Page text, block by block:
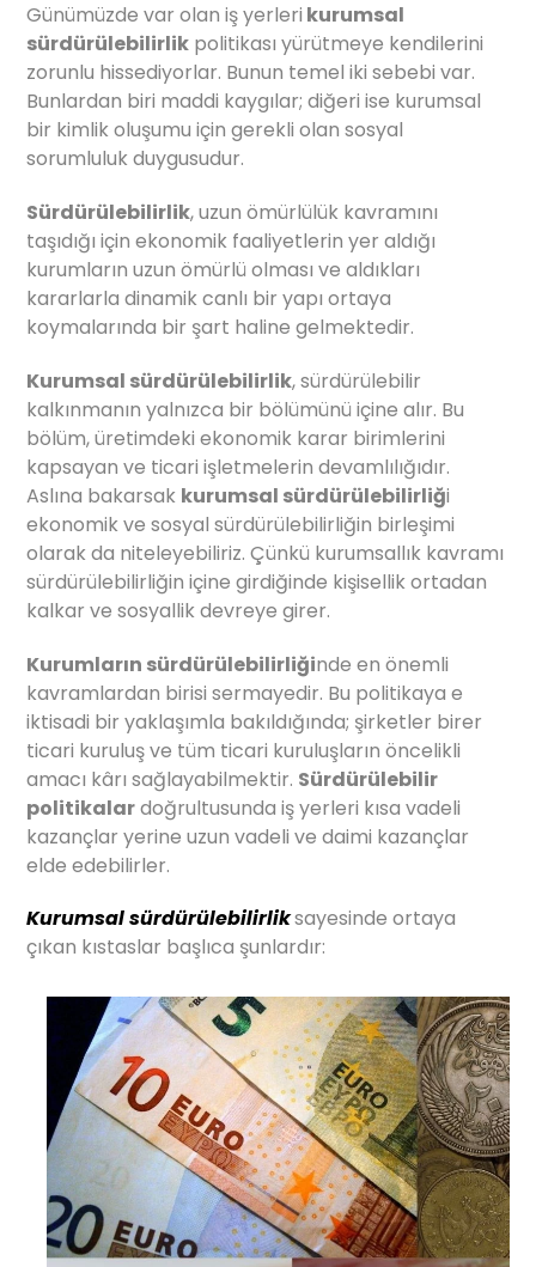
Günümüzde var olan iş yerleri kurumsal
sürdürülebilirlik politikası yürütmeye kendilerini
zorunlu hissediyorlar. Bunun temel iki sebebi var.
Bunlardan biri maddi kaygılar; diğeri ise kurumsal
bir kimlik oluşumu için gerekli olan sosyal
sorumluluk duygusudur.
Sürdürülebilirlik, uzun ömürlülük kavramını
taşıdığı için ekonomik faaliyetlerin yer aldığı
kurumların uzun ömürlü olması ve aldıkları
kararlarla dinamik canlı bir yapı ortaya
koymalarında bir şart haline gelmektedir.
Kurumsal sürdürülebilirlik, sürdürülebilir
kalkınmanın yalnızca bir bölümünü içine alır. Bu
bölüm, üretimdeki ekonomik karar birimlerini
kapsayan ve ticari işletmelerin devamlılığıdır.
Aslına bakarsak kurumsal sürdürülebilirliği
ekonomik ve sosyal sürdürülebilirliğin birleşimi
olarak da niteleyebiliriz. Çünkü kurumsallık kavramı
sürdürülebilirliğin içine girdiğinde kişisellik ortadan
kalkar ve sosyallik devreye girer.
Kurumların sürdürülebilirliğinde en önemli
kavramlardan birisi sermayedir. Bu politikaya e
iktisadi bir yaklaşımla bakıldığında; şirketler birer
ticari kuruluş ve tüm ticari kuruluşların öncelikli
amacı kârı sağlayabilmektir. Sürdürülebilir
politikalardoğrultusunda iş yerleri kısa vadeli
kazançlar yerine uzun vadeli ve daimi kazançlar
elde edebilirler.
Kurumsal sürdürülebilirliksayesinde ortaya
çıkan kıstaslar başlıca şunlardır: